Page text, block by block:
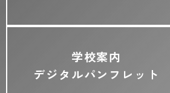
学校案内
デジタルパンフレット